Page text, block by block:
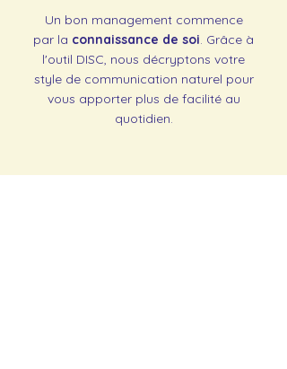
Un bon management commence
par la connaissance de soi. Grâce à
l'outil DISC, nous décryptons votre
style de communication naturel pour
vous apporter plus de facilité au
quotidien.